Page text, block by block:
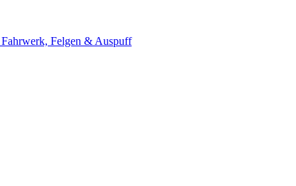
Fahrwerk, Felgen & Auspuff